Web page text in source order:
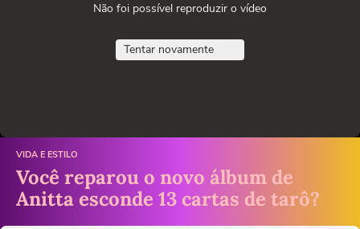
Não foi possível reproduzir o vídeo
Tentar novamente
VIDA E ESTILO
Você reparou o novo álbum de
Anitta esconde 13 cartas de tarô?